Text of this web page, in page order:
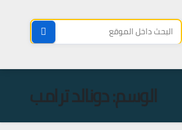
الوسم:دونالد ترامب